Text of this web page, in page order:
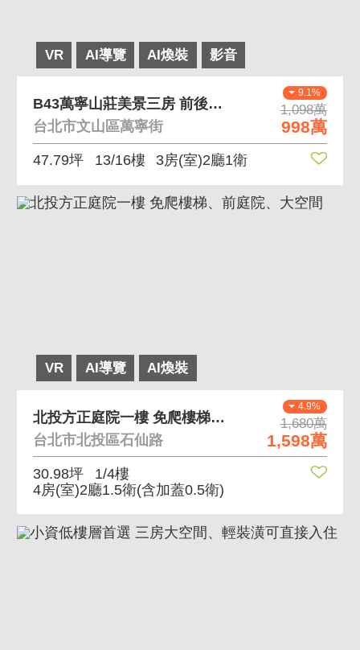
VR AI導覽 AI煥裝 影音
9.1%
1,098萬
998萬
B43萬寧山莊美景三房 前後大陽台、採光通風佳/
台北市文山區萬寧街
47.79坪 13/16樓 3房(室)2廳1衛
VR AI導覽 AI煥裝
4.9%
1,680萬
1,598萬
北投方正庭院一樓 免爬樓梯、前庭院、大空間
台北市北投區石仙路
30.98坪
1/4樓
4房(室)2廳1.5衛(含加蓋0.5衛)